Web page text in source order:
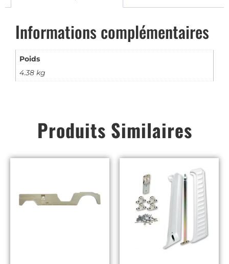
Informations complémentaires
Poids
4.38 kg
Produits Similaires